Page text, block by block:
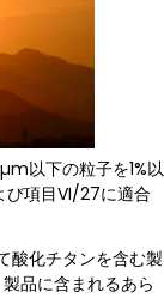
以下の粒子を1%以
び項目VI/27に適合
酸化チタンを含む製
品に含まれるあら